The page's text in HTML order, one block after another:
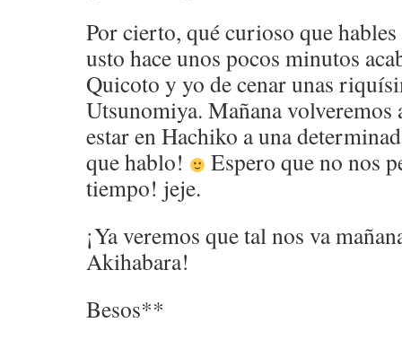
Por cierto, qué curioso que
usto hace unos pocos minutos
Quicoto y yo de cenar unas
Utsunomiya. Mañana volveremos
estar en Hachiko a una
que hablo!
Espero que no nos
tiempo! jeje.
¡Ya veremos que tal nos va
Akihabara!
Besos**